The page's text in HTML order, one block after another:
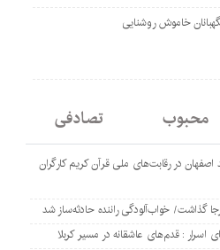
خاموش روشنایی
محبوب تصادفی
اصفهان در رقابت‌های ملی قرآن کریم کارگران
اسرار : قدم‌های عاشقانه در مسیر کربلا